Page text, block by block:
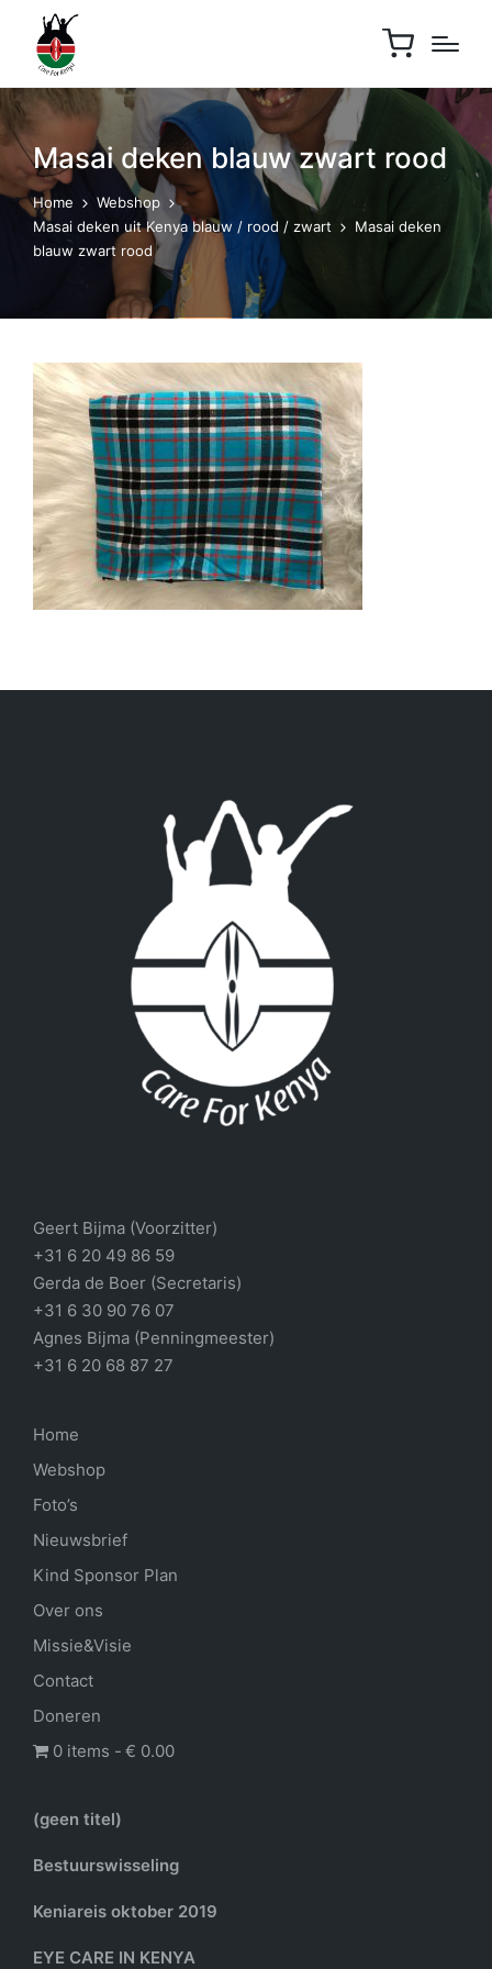
Masai deken blauw zwart rood
Home
Webshop
Masai deken uit Kenya blauw / rood / zwart
Masai deken
blauw zwart rood
Geert Bijma (Voorzitter)
+31 6 20 49 86 59
Gerda de Boer (Secretaris)
+31 6 30 90 76 07
Agnes Bijma (Penningmeester)
+31 6 20 68 87 27
Home
Webshop
Foto’s
Nieuwsbrief
Kind Sponsor Plan
Over ons
Missie&Visie
Contact
Doneren
0 items
€ 0.00
(geen titel)
Bestuurswisseling
Keniareis oktober 2019
EYE CARE IN KENYA